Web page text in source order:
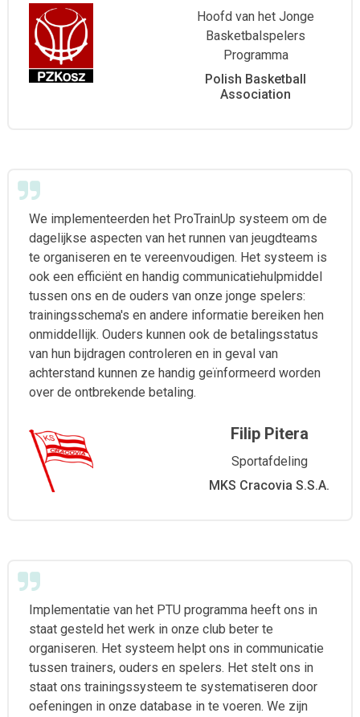
Hoofd van het Jonge
Basketbalspelers
Programma
Polish Basketball
Association
We implementeerden het ProTrainUp systeem om de
dagelijkse aspecten van het runnen van jeugdteams
te organiseren en te vereenvoudigen. Het systeem is
ook een efficiënt en handig communicatiehulpmiddel
tussen ons en de ouders van onze jonge spelers:
trainingsschema's en andere informatie bereiken hen
onmiddellijk. Ouders kunnen ook de betalingsstatus
van hun bijdragen controleren en in geval van
achterstand kunnen ze handig geïnformeerd worden
over de ontbrekende betaling.
Filip Pitera
Sportafdeling
MKS Cracovia S.S.A.
Implementatie van het PTU programma heeft ons in
staat gesteld het werk in onze club beter te
organiseren. Het systeem helpt ons in communicatie
tussen trainers, ouders en spelers. Het stelt ons in
staat ons trainingssysteem te systematiseren door
oefeningen in onze database in te voeren. We zijn